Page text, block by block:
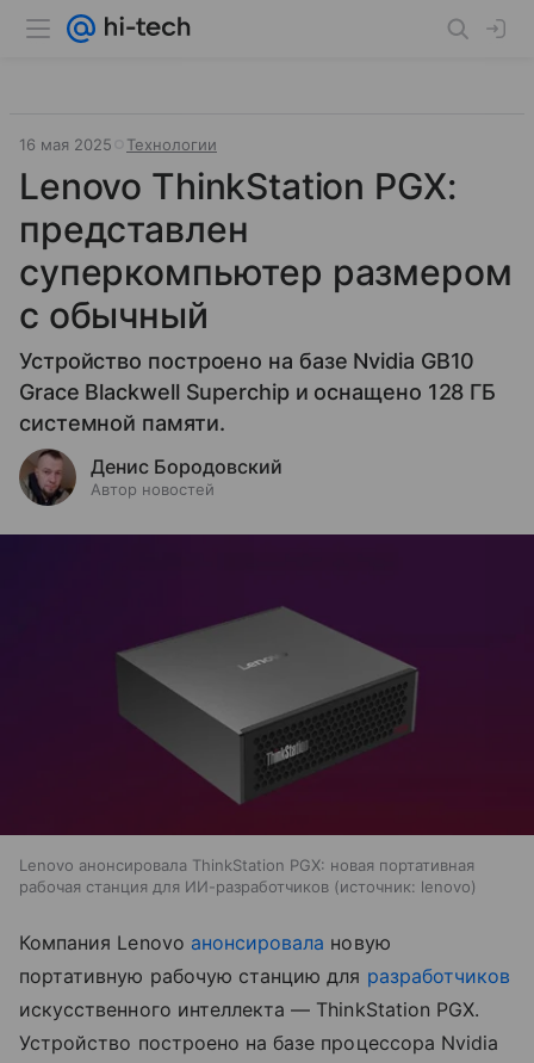
16 мая 2025 Технологии
Lenovo ThinkStation PGX:
представлен
суперкомпьютер размером
с обычный
Устройство построено на базе Nvidia GB10
Grace Blackwell Superchip и оснащено 128 ГБ
системной памяти.
Денис Бородовский
Автор новостей
Lenovo анонсировала ThinkStation PGX: новая портативная
рабочая станция для ИИ-разработчиков
источник: lenovo
Компания Lenovo анонсировала новую
портативную рабочую станцию для разработчиков
искусственного интеллекта — ThinkStation PGX.
Устройство построено на базе процессора Nvidia